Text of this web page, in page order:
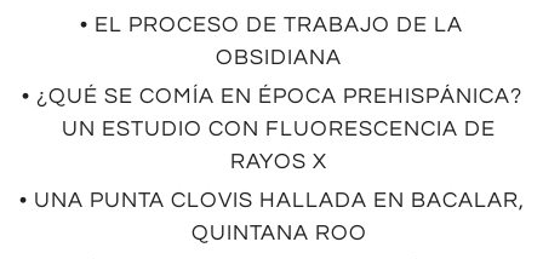
• EL PROCESO DE TRABAJO DE LA
OBSIDIANA
• ¿QUÉ SE COMÍA EN ÉPOCA PREHISPÁNICA?
UN ESTUDIO CON FLUORESCENCIA DE
RAYOS X
• UNA PUNTA CLOVIS HALLADA EN BACALAR,
QUINTANA ROO